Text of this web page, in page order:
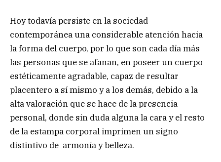
Hoy todavía persiste en la sociedad
contemporánea una considerable atención hacia
la forma del cuerpo, por lo que son cada día más
las personas que se afanan, en poseer un cuerpo
estéticamente agradable, capaz de resultar
placentero a sí mismo y a los demás, debido a la
alta valoración que se hace de la presencia
personal, donde sin duda alguna la cara y el resto
de la estampa corporal imprimen un signo
distintivo de armonía y belleza.